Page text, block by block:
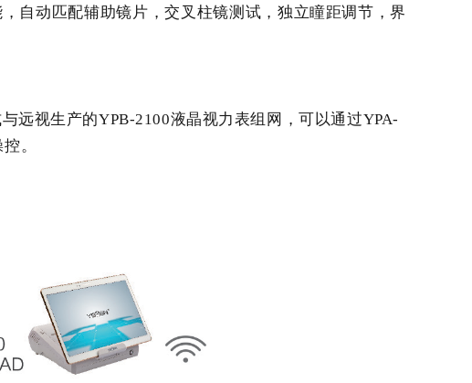
自动匹配辅助镜片，交叉柱镜测试，独立瞳距调节，界
远视生产的YPB-2100液晶视力表组网，可以通过YPA-
。